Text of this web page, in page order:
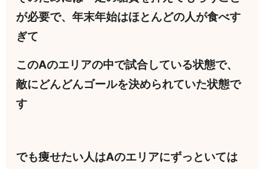
が必要で、年末年始はほとんどの人が食べす
ぎて
このAのエリアの中で試合している状態で、
敵にどんどんゴールを決められていた状態で
す
でも痩せたい人はAのエリアにずっといては